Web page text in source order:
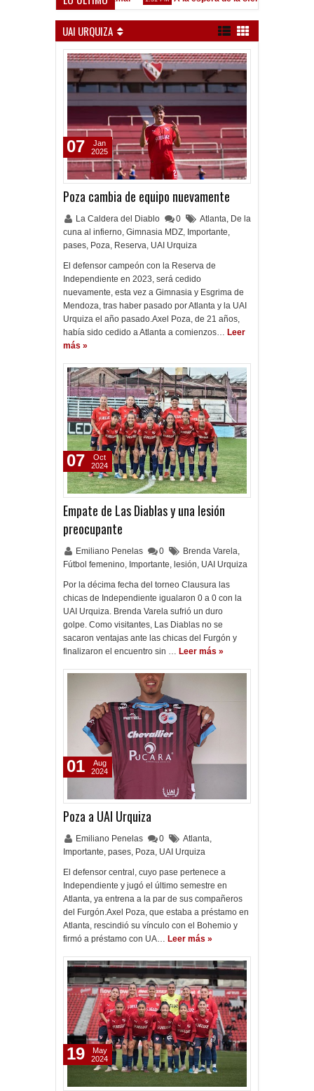
UAI URQUIZA
Poza cambia de equipo nuevamente
La Caldera del Diablo 0 Atlanta, De la
cuna al infierno, Gimnasia MDZ, Importante,
pases, Poza, Reserva, UAI Urquiza
El defensor campeón con la Reserva de
Independiente en 2023, será cedido
nuevamente, esta vez a Gimnasia y Esgrima de
Mendoza, tras haber pasado por Atlanta y la UAI
Urquiza el año pasado.Axel Poza, de 21 años,
había sido cedido a Atlanta a comienzos… Leer
más »
07
Jan
2025
Empate de Las Diablas y una lesión
preocupante
Emiliano Penelas 0 Brenda Varela,
Fútbol femenino, Importante, lesión, UAI Urquiza
Por la décima fecha del torneo Clausura las
chicas de Independiente igualaron 0 a 0 con la
UAI Urquiza. Brenda Varela sufrió un duro
golpe. Como visitantes, Las Diablas no se
sacaron ventajas ante las chicas del Furgón y
finalizaron el encuentro sin … Leer más »
07
Oct
2024
Poza a UAI Urquiza
Emiliano Penelas 0 Atlanta,
Importante, pases, Poza, UAI Urquiza
El defensor central, cuyo pase pertenece a
Independiente y jugó el último semestre en
Atlanta, ya entrena a la par de sus compañeros
del Furgón.Axel Poza, que estaba a préstamo en
Atlanta, rescindió su vínculo con el Bohemio y
firmó a préstamo con UA… Leer más »
01
Aug
2024
19
May
2024